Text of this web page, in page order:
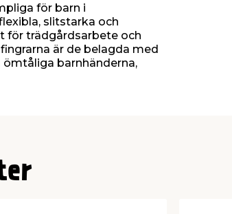
för barn i
slitstarka och
för trädgårdsarbete och
är de belagda med
barnhänderna,